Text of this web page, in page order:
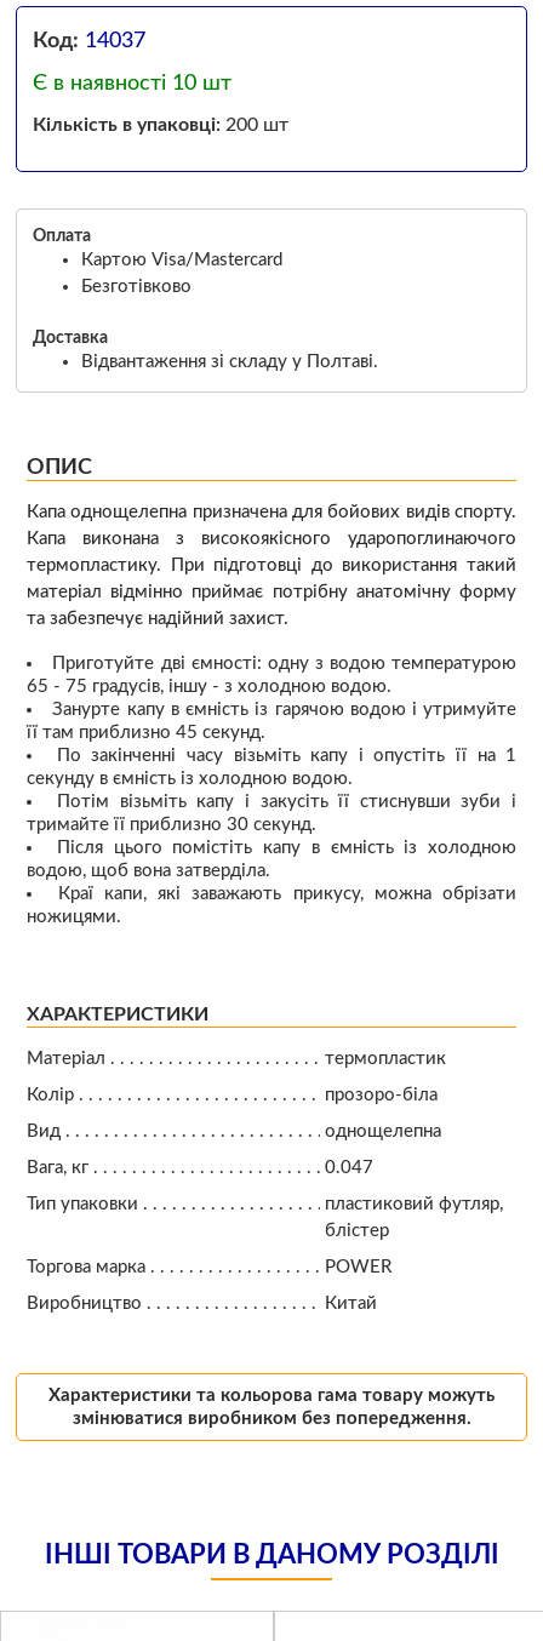
Код: 14037
Є в наявності 10 шт
Кількість в упаковці:200 шт
Оплата
Картою Visa/Mastercard
Безготівково
Доставка
Відвантаження зі складу у Полтаві.
ОПИС
Капа однощелепна призначена для бойових видів спорту.
Капа виконана з високоякісного ударопоглинаючого
термопластику. При підготовці до використання такий
матеріал відмінно приймає потрібну анатомічну форму
та забезпечує надійний захист.
Приготуйте дві ємності: одну з водою температурою
65 - 75 градусів, іншу - з холодною водою.
Занурте капу в ємність із гарячою водою і утримуйте
її там приблизно 45 секунд.
По закінченні часу візьміть капу і опустіть її на 1
секунду в ємність із холодною водою.
Потім візьміть капу і закусіть її стиснувши зуби і
тримайте її приблизно 30 секунд.
Після цього помістіть капу в ємність із холодною
водою, щоб вона затверділа.
Краї капи, які заважають прикусу, можна обрізати
ножицями.
ХАРАКТЕРИСТИКИ
Матеріал
термопластик
Колір
прозоро-біла
Вид
однощелепна
Вага, кг
0.047
Тип упаковки
пластиковий футляр,
блістер
Торгова марка
POWER
Виробництво
Китай
Характеристики та кольорова гама товару можуть
змінюватися виробником без попередження.
ІНШІ ТОВАРИ В ДАНОМУ РОЗДІЛІ